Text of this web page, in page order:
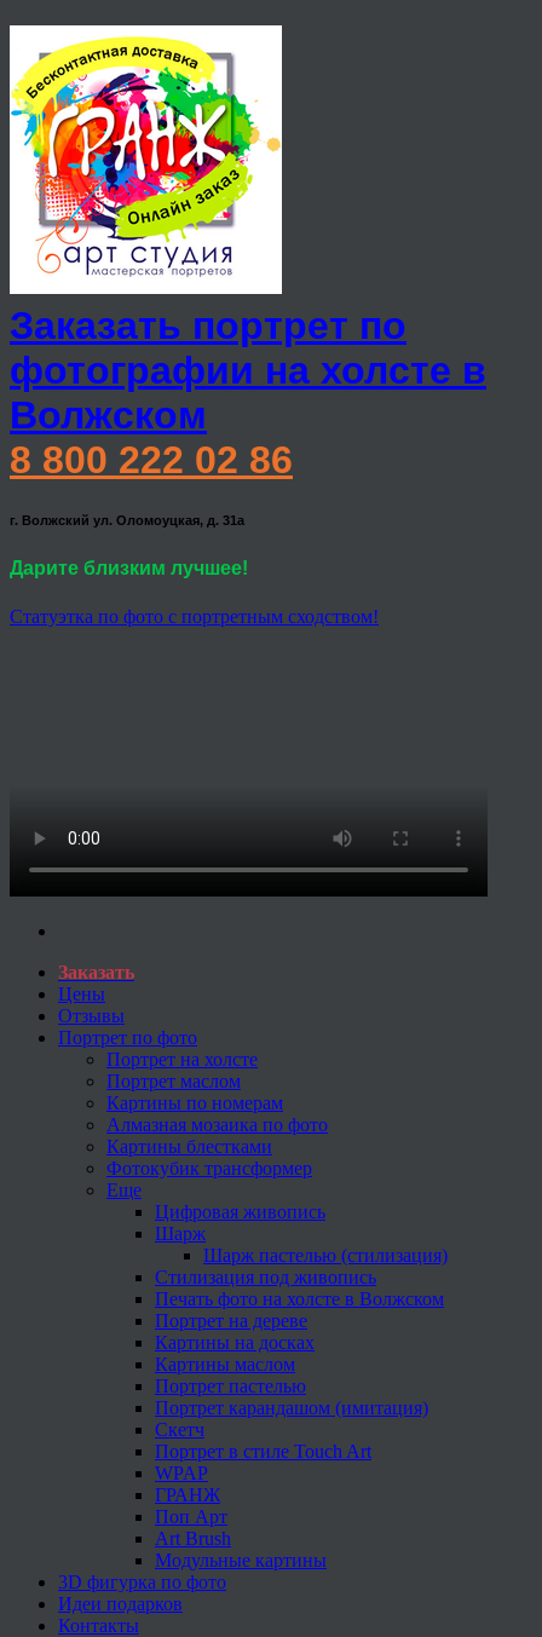
Заказать портрет по
фотографии на холсте в
Волжском
8 800 222 02 86
г. Волжский ул. Оломоуцкая, д. 31а
Дарите близким лучшее!
Статуэтка по фото с портретным сходством!
Заказать
Цены
Отзывы
Портрет по фото
Портрет на холсте
Портрет маслом
Картины по номерам
Алмазная мозаика по фото
Картины блестками
Фотокубик трансформер
Еще
Цифровая живопись
Шарж
Шарж пастелью (стилизация)
Стилизация под живопись
Печать фото на холсте в Волжском
Портрет на дереве
Картины на досках
Картины маслом
Портрет пастелью
Портрет карандашом (имитация)
Скетч
Портрет в стиле Touch Art
WPAP
ГРАНЖ
Поп Арт
Art Brush
Модульные картины
3D фигурка по фото
Идеи подарков
Контакты